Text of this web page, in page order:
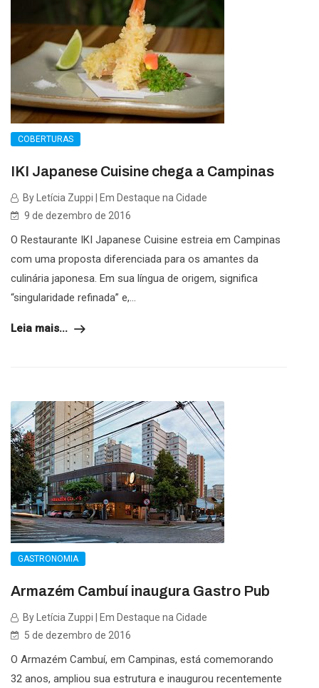
COBERTURAS
IKI Japanese Cuisine chega a Campinas
By Letícia Zuppi | Em Destaque na Cidade
9 de dezembro de 2016
O Restaurante IKI Japanese Cuisine estreia em Campinas
com uma proposta diferenciada para os amantes da
culinária japonesa. Em sua língua de origem, significa
“singularidade refinada” e,...
Leia mais...
GASTRONOMIA
Armazém Cambuí inaugura Gastro Pub
By Letícia Zuppi | Em Destaque na Cidade
5 de dezembro de 2016
O Armazém Cambuí, em Campinas, está comemorando
32 anos, ampliou sua estrutura e inaugurou recentemente